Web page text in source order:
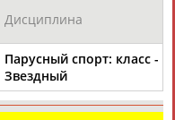
Дисциплина
Парусный спорт: класс -
Звездный